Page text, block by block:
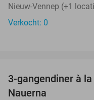
Nieuw-Vennep (+1
Verkocht: 0
3-gangendiner à
Nauerna